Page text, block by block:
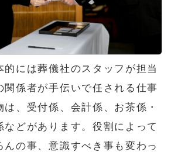
的には葬儀社のスタッフが担当
関係者が手伝いで任される仕事
は、受付係、会計係、お茶係・
などがあります。役割によって
んの事、意識すべき事も変わっ